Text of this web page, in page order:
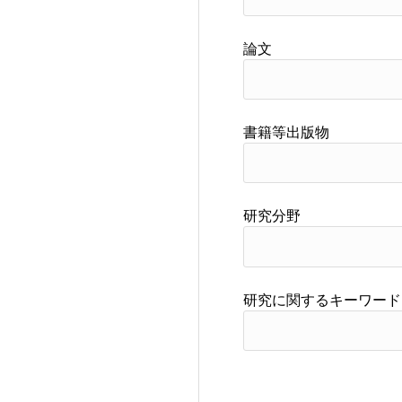
論文
書籍等出版物
研究分野
研究に関するキーワード